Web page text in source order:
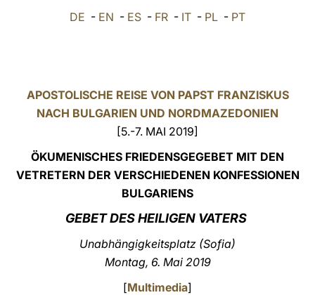
中文
DE - EN - ES - FR - IT - PL - PT
APOSTOLISCHE REISE VON PAPST FRANZISKUS
NACH BULGARIEN UND NORDMAZEDONIEN
[5.-7. MAI 2019]
ÖKUMENISCHES FRIEDENSGEGEBET MIT DEN
VETRETERN DER VERSCHIEDENEN KONFESSIONEN
BULGARIENS
GEBET DES HEILIGEN VATERS
Unabhängigkeitsplatz (Sofia)
Montag, 6. Mai 2019
[Multimedia]